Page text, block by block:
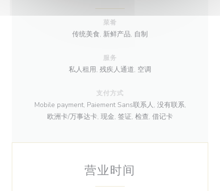
菜肴
传统美食, 新鲜产品, 自制
服务
私人租用, 残疾人通道, 空调
支付方式
Mobile payment, Paiement Sans联系人, 没有联系,
欧洲卡/万事达卡, 现金, 签证, 检查, 借记卡
营业时间